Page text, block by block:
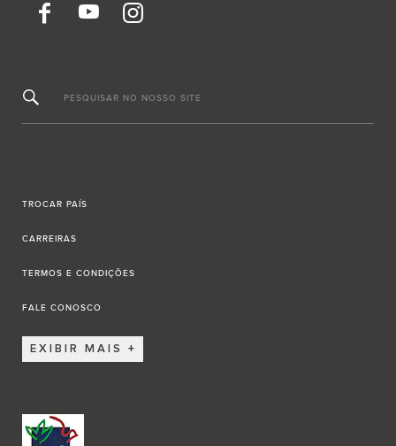
PESQUISAR NO NOSSO SITE
TROCAR PAÍS
CARREIRAS
TERMOS E CONDIÇÕES
FALE CONOSCO
EXIBIR MAIS